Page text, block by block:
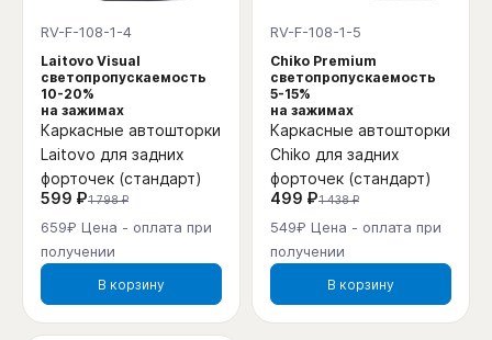
RV-F-108-1-4
Laitovo Visual
светопропускаемость
10-20%
на зажимах
Каркасные автошторки
Laitovo для задних
форточек (стандарт)
599 ₽1 798 ₽
659₽ Цена - оплата при
получении
В корзину
RV-F-108-1-5
Chiko Premium
светопропускаемость
5-15%
на зажимах
Каркасные автошторки
Chiko для задних
форточек (стандарт)
499 ₽1 438 ₽
549₽ Цена - оплата при
получении
В корзину